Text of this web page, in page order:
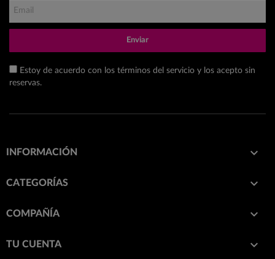
Enviar
Estoy de acuerdo con los términos del servicio y los acepto sin
reservas.
INFORMACIÓN 
CATEGORÍAS 
COMPAÑÍA 
TU CUENTA 